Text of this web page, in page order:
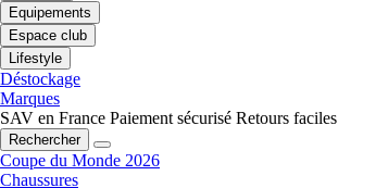
Equipements
Espace club
Lifestyle
Déstockage
Marques
SAV en France Paiement sécurisé Retours faciles
Rechercher
Coupe du Monde 2026
Chaussures